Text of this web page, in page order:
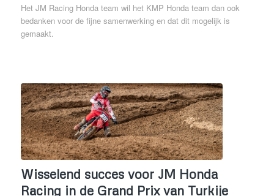
Het JM Racing Honda team wil het KMP Honda team dan ook
bedanken voor de fijne samenwerking en dat dit mogelijk is
gemaakt.
Wisselend succes voor JM Honda
Racing in de Grand Prix van Turkije